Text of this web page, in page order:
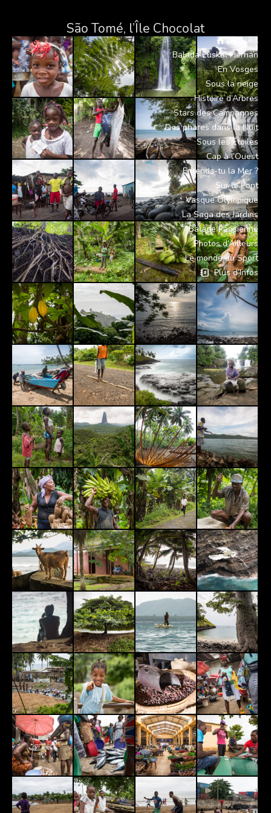
Accueil
Balada Euskal Herrian
En Vosges
Sous la neige
Histoire d’Arbres
Stars des Campagnes
Des phares dans la Nuit
Sous les Étoiles
Cap à l’Ouest
Entends-tu la Mer ?
Sur le Pont
Vasque Olympique
La Saga des Jardins
Balade Parisienne
Photos d’Ailleurs
Le monde du Sport
Plus d’Infos
São Tomé, l’Île Chocolat